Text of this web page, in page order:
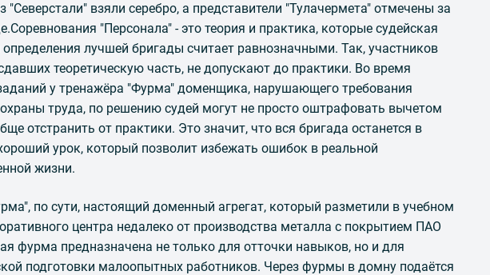
взяли серебро, а представители "Тулачермета" отмечены за
"Персонала" - это теория и практика, которые судейская
определения лучшей бригады считает равнозначными. Так, участников
теоретическую часть, не допускают до практики. Во время
у тренажёра "Фурма" доменщика, нарушающего требования
охраны труда, по решению судей могут не просто оштрафовать вычетом
отстранить от практики. Это значит, что вся бригада останется в
урок, который позволит избежать ошибок в реальной
жизни.
по сути, настоящий доменный агрегат, который разметили в учебном
центра недалеко от производства металла с покрытием ПАО
фурма предназначена не только для отточки навыков, но и для
подготовки малоопытных работников. Через фурмы в домну подаётся